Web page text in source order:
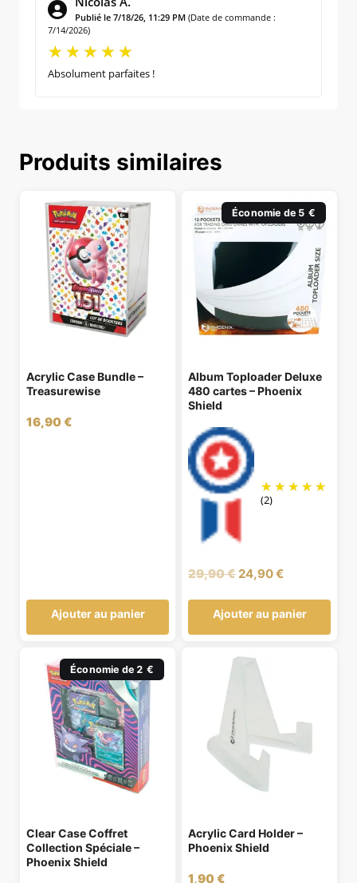
Publié le 7/18/26, 11:29 PM (Date de commande :
7/14/2026)
Absolument parfaites !
Produits similaires
Acrylic Case Bundle –
Treasurewise
16,90€
Ajouter au panier
Économie de 5 €
Album Toploader Deluxe
480 cartes – Phoenix
Shield
(2)
29,90€ Le
initial
24,90€Le
actuel
Ajouter au panier
Économie de 2 €
Clear Case Coffret
Collection Spéciale –
Phoenix Shield
Acrylic Card Holder –
Phoenix Shield
1,90€